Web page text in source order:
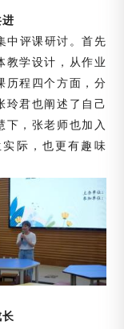
中评课研讨。首先
教学设计，从作业
历程四个方面，分
玲君也阐述了自己
下，张老师也加入
际，也更有趣味